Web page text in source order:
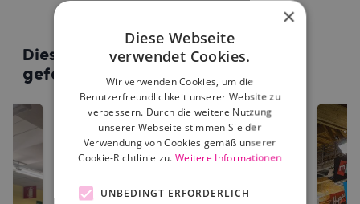
Diese Standorte könnten dir auch
gefallen
×
Diese Webseite
verwendet Cookies.
Wir verwenden Cookies, um die
Benutzerfreundlichkeit unserer Website zu
verbessern. Durch die weitere Nutzung
unserer Webseite stimmen Sie der
Verwendung von Cookies gemäß unserer
Cookie-Richtlinie zu.Weitere Informationen
UNBEDINGT ERFORDERLICH